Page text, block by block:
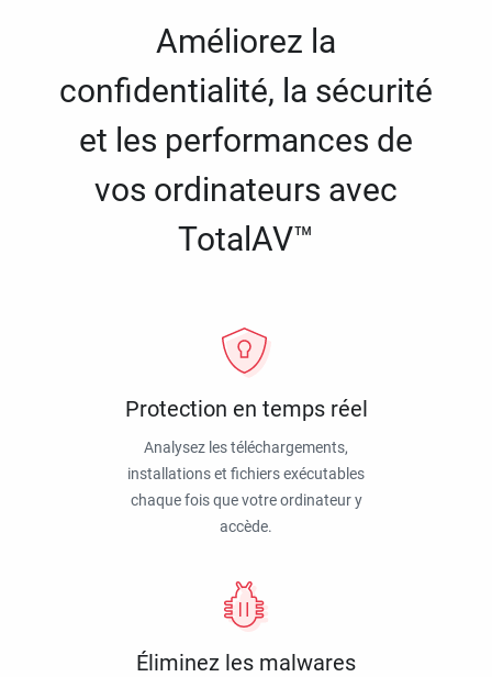
Améliorez la
confidentialité, la sécurité
et les performances de
vos ordinateurs avec
TotalAV™
Protection en temps réel
Analysez les téléchargements,
installations et fichiers exécutables
chaque fois que votre ordinateur y
accède.
Éliminez les malwares